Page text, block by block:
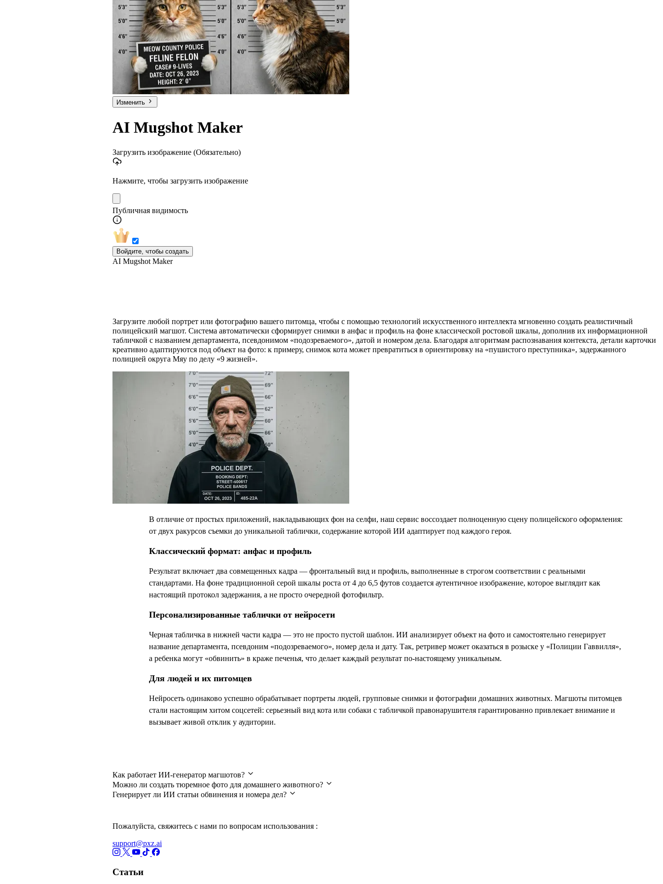
Изменить
AI Mugshot Maker
Загрузить изображение (Обязательно)
Нажмите, чтобы загрузить изображение
Публичная видимость
Войдите, чтобы создать
AI Mugshot Maker
Загрузите любой портрет или фотографию вашего питомца, чтобы с помощью технологий искусственного интеллекта мгновенно создать реалистичный
полицейский магшот. Система автоматически сформирует снимки в анфас и профиль на фоне классической ростовой шкалы, дополнив их информационной
табличкой с названием департамента, псевдонимом «подозреваемого», датой и номером дела. Благодаря алгоритмам распознавания контекста, детали карточки
креативно адаптируются под объект на фото: к примеру, снимок кота может превратиться в ориентировку на «пушистого преступника», задержанного
полицией округа Мяу по делу «9 жизней».
В отличие от простых приложений, накладывающих фон на селфи, наш сервис воссоздает полноценную сцену полицейского оформления:
от двух ракурсов съемки до уникальной таблички, содержание которой ИИ адаптирует под каждого героя.
Классический формат: анфас и профиль
Результат включает два совмещенных кадра — фронтальный вид и профиль, выполненные в строгом соответствии с реальными
стандартами. На фоне традиционной серой шкалы роста от 4 до 6,5 футов создается аутентичное изображение, которое выглядит как
настоящий протокол задержания, а не просто очередной фотофильтр.
Персонализированные таблички от нейросети
Черная табличка в нижней части кадра — это не просто пустой шаблон. ИИ анализирует объект на фото и самостоятельно генерирует
название департамента, псевдоним «подозреваемого», номер дела и дату. Так, ретривер может оказаться в розыске у «Полиции Гаввилля»,
а ребенка могут «обвинить» в краже печенья, что делает каждый результат по-настоящему уникальным.
Для людей и их питомцев
Нейросеть одинаково успешно обрабатывает портреты людей, групповые снимки и фотографии домашних животных. Магшоты питомцев
стали настоящим хитом соцсетей: серьезный вид кота или собаки с табличкой правонарушителя гарантированно привлекает внимание и
вызывает живой отклик у аудитории.
Как работает ИИ-генератор магшотов?
Можно ли создать тюремное фото для домашнего животного?
Генерирует ли ИИ статьи обвинения и номера дел?
Пожалуйста, свяжитесь с нами по вопросам использования :
support@pxz.ai
Статьи